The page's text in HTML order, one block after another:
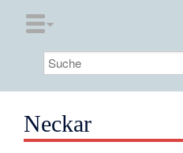
Neckar